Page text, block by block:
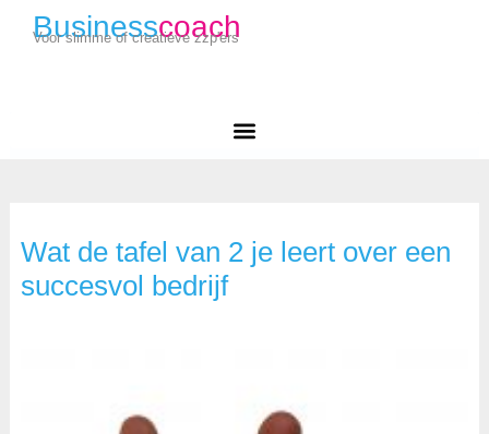
Businesscoach
Voor slimme of creatieve zzp'ers
Wat de tafel van 2 je leert over een
succesvol bedrijf